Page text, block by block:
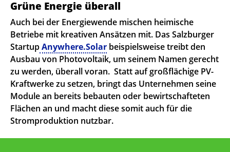
Grüne Energie überall
Auch bei der Energiewende mischen heimische
Betriebe mit kreativen Ansätzen mit. Das Salzburger
StartupAnywhere.Solar beispielsweise treibt den
Ausbau von Photovoltaik, um seinem Namen gerecht
zu werden, überall voran. Statt auf großflächige PV-
Kraftwerke zu setzen, bringt das Unternehmen seine
Module an bereits bebauten oder bewirtschafteten
Flächen an und macht diese somit auch für die
Stromproduktion nutzbar.